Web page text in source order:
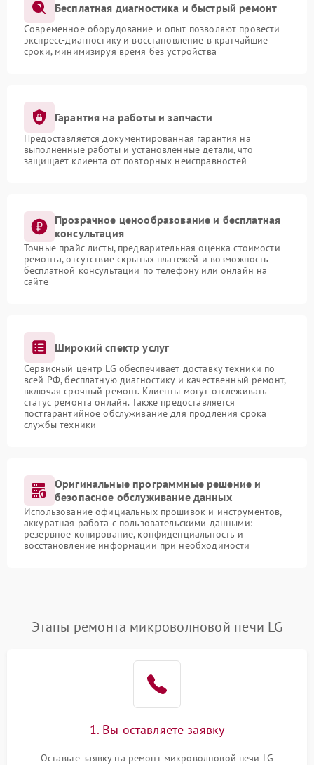
Бесплатная диагностика и быстрый ремонт
Современное оборудование и опыт позволяют провести
экспресс-диагностику и восстановление в кратчайшие
сроки, минимизируя время без устройства
Гарантия на работы и запчасти
Предоставляется документированная гарантия на
выполненные работы и установленные детали, что
защищает клиента от повторных неисправностей
Прозрачное ценообразование и бесплатная
консультация
Точные прайс-листы, предварительная оценка стоимости
ремонта, отсутствие скрытых платежей и возможность
бесплатной консультации по телефону или онлайн на
сайте
Широкий спектр услуг
Сервисный центр LG обеспечивает доставку техники по
всей РФ, бесплатную диагностику и качественный ремонт,
включая срочный ремонт. Клиенты могут отслеживать
статус ремонта онлайн. Также предоставляется
постгарантийное обслуживание для продления срока
службы техники
Оригинальные программные решение и
безопасное обслуживание данных
Использование официальных прошивок и инструментов,
аккуратная работа с пользовательскими данными:
резервное копирование, конфиденциальность и
восстановление информации при необходимости
Этапы ремонта микроволновой печи LG
1. Вы оставляете заявку
Оставьте заявку на ремонт микроволновой печи LG